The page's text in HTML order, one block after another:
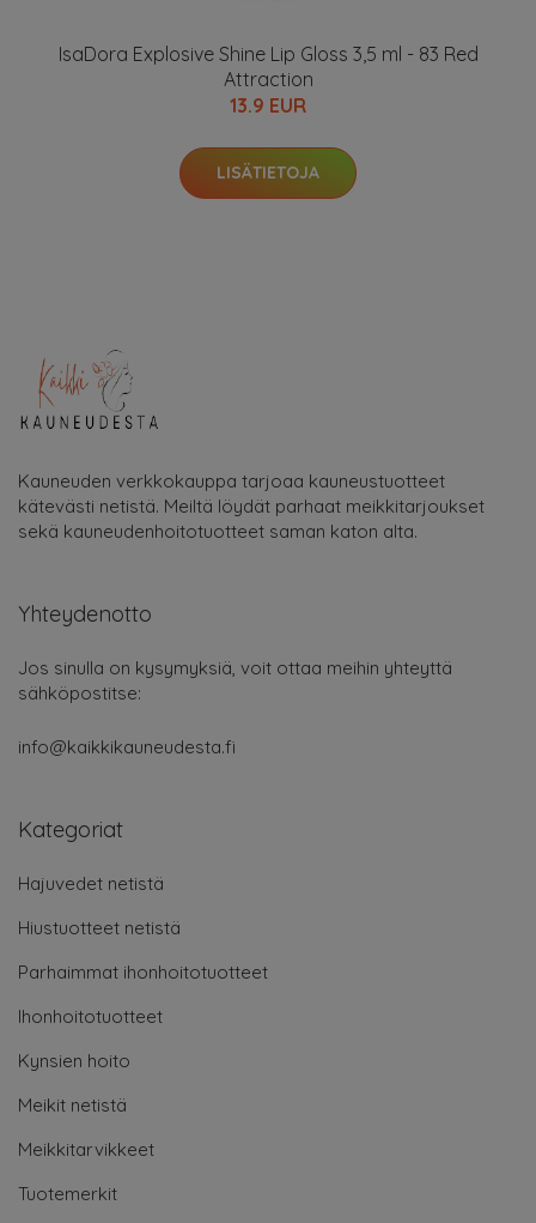
IsaDora Explosive Shine Lip Gloss 3,5 ml - 83 Red
Attraction
13.9 EUR
LISÄTIETOJA
Kauneuden verkkokauppa tarjoaa kauneustuotteet
kätevästi netistä. Meiltä löydät parhaat meikkitarjoukset
sekä kauneudenhoitotuotteet saman katon alta.
Yhteydenotto
Jos sinulla on kysymyksiä, voit ottaa meihin yhteyttä
sähköpostitse:
info@kaikkikauneudesta.fi
Kategoriat
Hajuvedet netistä
Hiustuotteet netistä
Parhaimmat ihonhoitotuotteet
Ihonhoitotuotteet
Kynsien hoito
Meikit netistä
Meikkitarvikkeet
Tuotemerkit